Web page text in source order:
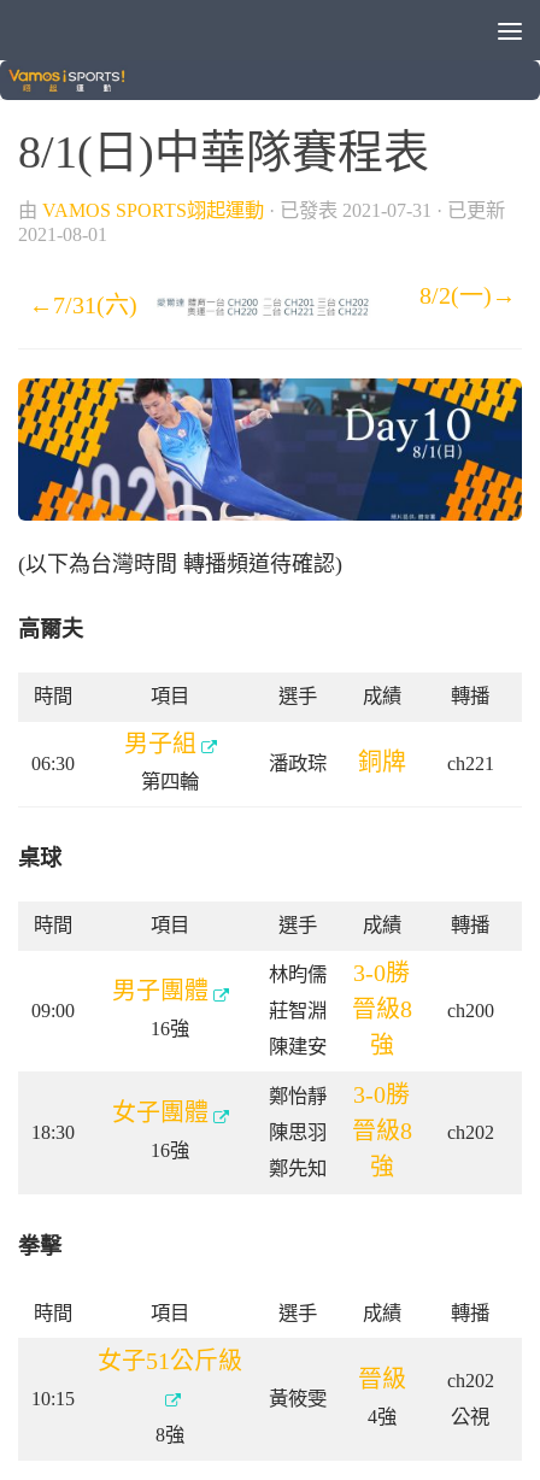
2020東京奧運
8/1(日)中華隊賽程表
由 VAMOS SPORTS翊起運動 · 已發表 2021-07-31 · 已更新
2021-08-01
←7/31(六) 8/2(一)→
(以下為台灣時間 轉播頻道待確認)
高爾夫
時間 項目 選手 成績 轉播
06:30
男子組
第四輪
潘政琮 銅牌 ch221
桌球
時間 項目 選手 成績 轉播
09:00
男子團體
16強
林昀儒
莊智淵
陳建安
3-0勝
晉級8
強
ch200
18:30
女子團體
16強
鄭怡靜
陳思羽
鄭先知
3-0勝
晉級8
強
ch202
拳擊
時間 項目 選手 成績 轉播
10:15
女子51公斤級
8強
黃筱雯
晉級
4強
ch202
公視